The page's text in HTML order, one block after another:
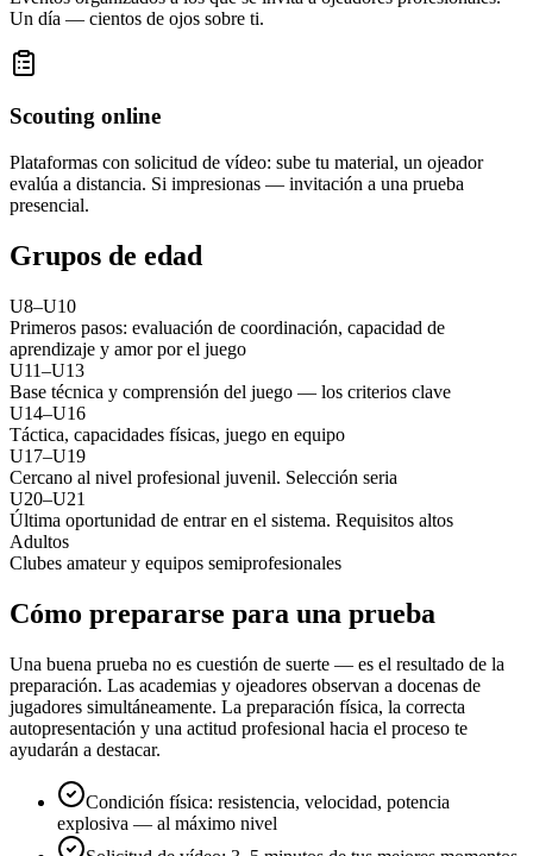
Un día — cientos de ojos sobre ti.
Scouting online
Plataformas con solicitud de vídeo: sube tu material, un ojeador
evalúa a distancia. Si impresionas — invitación a una prueba
presencial.
Grupos de edad
U8–U10
Primeros pasos: evaluación de coordinación, capacidad de
aprendizaje y amor por el juego
U11–U13
Base técnica y comprensión del juego — los criterios clave
U14–U16
Táctica, capacidades físicas, juego en equipo
U17–U19
Cercano al nivel profesional juvenil. Selección seria
U20–U21
Última oportunidad de entrar en el sistema. Requisitos altos
Adultos
Clubes amateur y equipos semiprofesionales
Cómo prepararse para una prueba
Una buena prueba no es cuestión de suerte — es el resultado de la
preparación. Las academias y ojeadores observan a docenas de
jugadores simultáneamente. La preparación física, la correcta
autopresentación y una actitud profesional hacia el proceso te
ayudarán a destacar.
Condición física: resistencia, velocidad, potencia
explosiva — al máximo nivel